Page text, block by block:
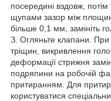
посередині вздовж, потім
щупами зазор між
більше 0,1 мм, замініть
З. Огляньте клапани. При
тріщин, викривлення
деформації стрижня
подряпини на робочій
притиранням. Для
користуватися